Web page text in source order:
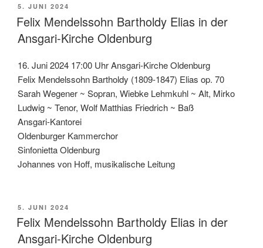
VERÖFFENTLICHT
AM
5. JUNI 2024
Felix Mendelssohn Bartholdy Elias in der
Ansgari-Kirche Oldenburg
16. Juni 2024 17:00 Uhr Ansgari-Kirche Oldenburg
Felix Mendelssohn Bartholdy (1809-1847) Elias op. 70
Sarah Wegener ~ Sopran, Wiebke Lehmkuhl ~ Alt, Mirko
Ludwig ~ Tenor, Wolf Matthias Friedrich ~ Baß
Ansgari-Kantorei
Oldenburger Kammerchor
Sinfonietta Oldenburg
Johannes von Hoff, musikalische Leitung
VERÖFFENTLICHT
AM
5. JUNI 2024
Felix Mendelssohn Bartholdy Elias in der
Ansgari-Kirche Oldenburg